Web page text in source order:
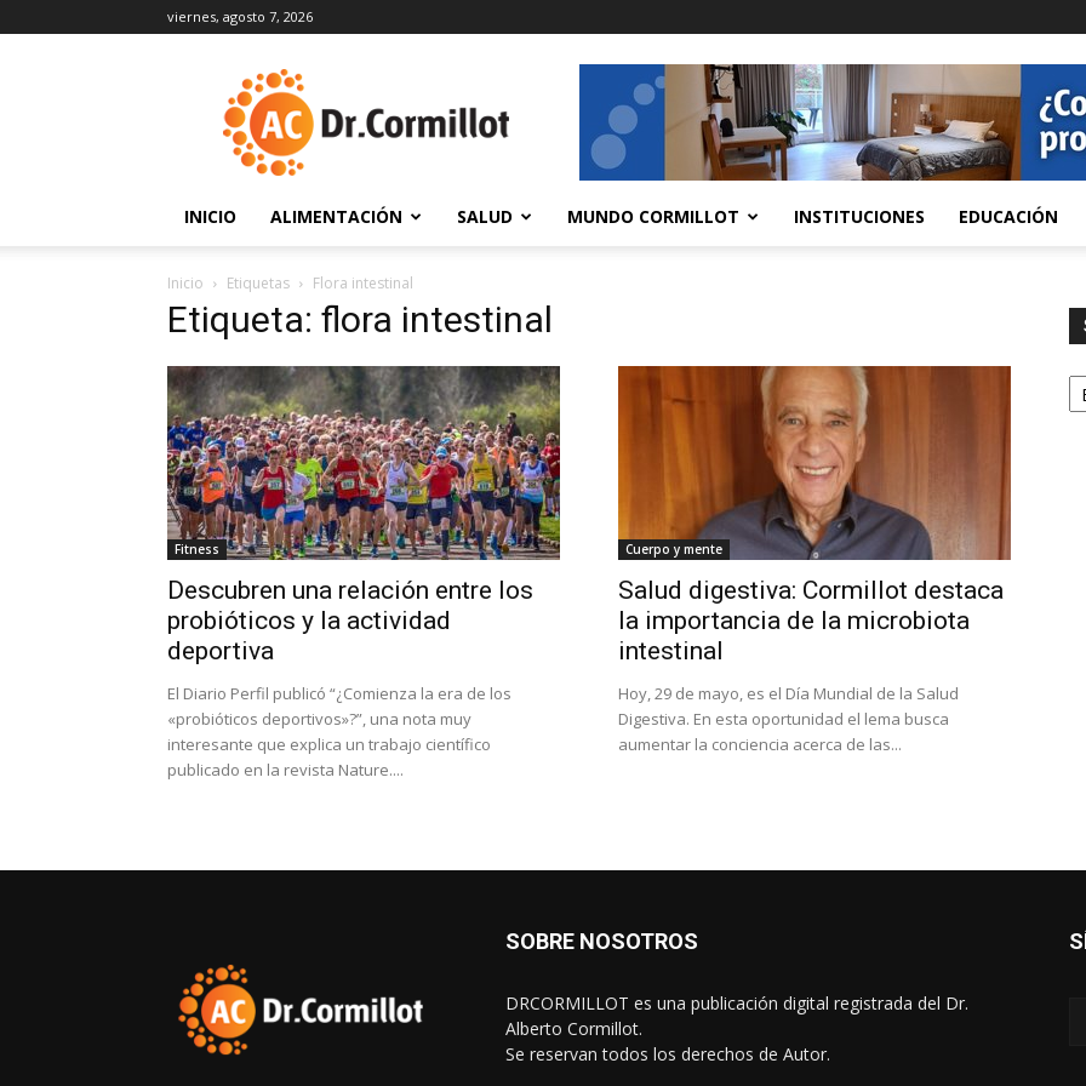
viernes, agosto 7, 2026
INICIO ALIMENTACIÓN SALUD MUNDO CORMILLOT INSTITUCIONES EDUCACIÓN
Inicio Etiquetas Flora intestinal
Etiqueta: flora intestinal
Fitness
Descubren una relación entre los
probióticos y la actividad
deportiva
El Diario Perfil publicó “¿Comienza la era de los
«probióticos deportivos»?”, una nota muy
interesante que explica un trabajo científico
publicado en la revista Nature....
Cuerpo y mente
Salud digestiva: Cormillot destaca
la importancia de la microbiota
intestinal
Hoy, 29 de mayo, es el Día Mundial de la Salud
Digestiva. En esta oportunidad el lema busca
aumentar la conciencia acerca de las...
SOBRE NOSOTROS
DRCORMILLOT es una publicación digital registrada del Dr.
Alberto Cormillot.
Se reservan todos los derechos de Autor.